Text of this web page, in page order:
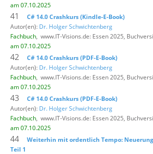
am 07.10.2025
41
C# 14.0 Crashkurs (Kindle-E-Book)
Autor(en): Dr. Holger Schwichtenberg
Fachbuch, www.IT-Visions.de: Essen 2025,
am 07.10.2025
42
C# 14.0 Crashkurs (PDF-E-Book)
Autor(en): Dr. Holger Schwichtenberg
Fachbuch, www.IT-Visions.de: Essen 2025,
am 07.10.2025
43
C# 14.0 Crashkurs (PDF-E-Book)
Autor(en): Dr. Holger Schwichtenberg
Fachbuch, www.IT-Visions.de: Essen 2025,
am 07.10.2025
44
Weiterhin mit ordentlich Tempo:
Teil 1